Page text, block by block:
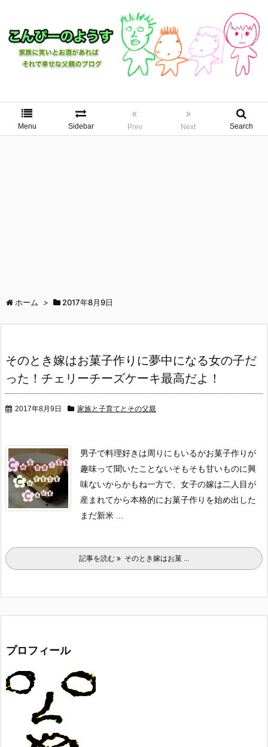
Menu Sidebar
«
Prev
»
Next Search
ホーム > 2017年8月9日
そのとき嫁はお菓子作りに夢中になる女の子だ
った！チェリーチーズケーキ最高だよ！
2017年8月9日 家族と子育てとその父親
男子で料理好きは周りにもいるがお菓子作りが
趣味って聞いたことないそもそも甘いものに興
味ないからかもね一方で、女子の嫁は二人目が
産まれてから本格的にお菓子作りを始め出した
まだ新米 ...
記事を読む そのとき嫁はお菓 ...
プロフィール